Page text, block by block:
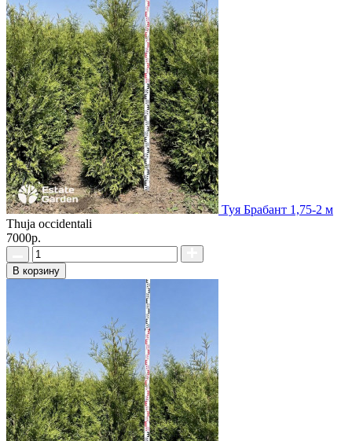
Туя Брабант 1,75-2 м
Thuja occidentali
7000р.
В корзину